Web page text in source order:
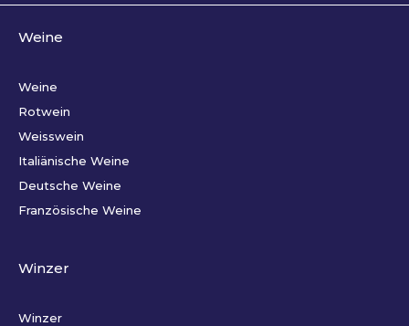
Weine
Weine
Rotwein
Weisswein
Italiänische Weine
Deutsche Weine
Französische Weine
Winzer
Winzer